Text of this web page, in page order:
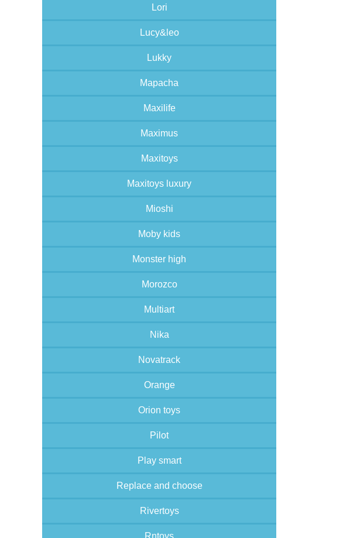
Lori
Lucy&leo
Lukky
Mapacha
Maxilife
Maximus
Maxitoys
Maxitoys luxury
Mioshi
Moby kids
Monster high
Morozco
Multiart
Nika
Novatrack
Orange
Orion toys
Pilot
Play smart
Replace and choose
Rivertoys
Rntoys